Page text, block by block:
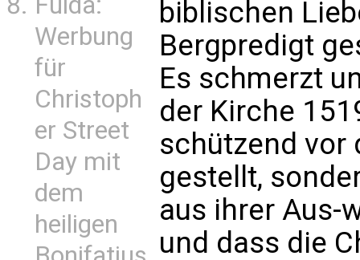
Werbung
für
Christoph
er Street
Day mit
dem
heiligen
biblischen
Bergpredigt
Es schmerzt
der Kirche
schützend vor
gestellt,
aus ihrer Aus-
und dass die